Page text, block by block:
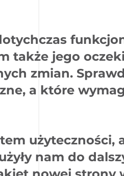
także jego
zmian.
a które
użyteczności,
nam do